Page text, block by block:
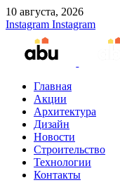
10 августа, 2026
Instagram Instagram
Главная
Акции
Архитектура
Дизайн
Новости
Строительство
Технологии
Контакты